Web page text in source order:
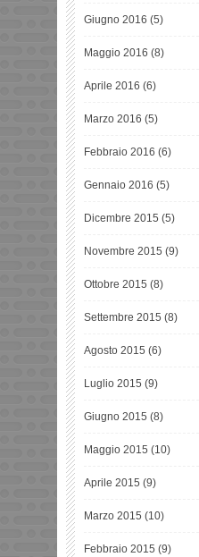
Giugno 2016 (5)
Maggio 2016 (8)
Aprile 2016 (6)
Marzo 2016 (5)
Febbraio 2016 (6)
Gennaio 2016 (5)
Dicembre 2015 (5)
Novembre 2015 (9)
Ottobre 2015 (8)
Settembre 2015 (8)
Agosto 2015 (6)
Luglio 2015 (9)
Giugno 2015 (8)
Maggio 2015 (10)
Aprile 2015 (9)
Marzo 2015 (10)
Febbraio 2015 (9)